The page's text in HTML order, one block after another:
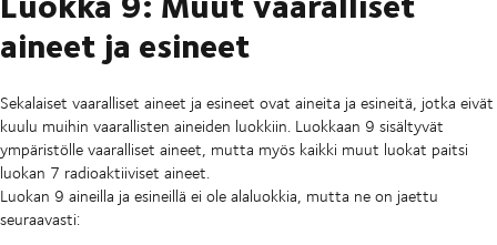
aineet ja esineet
Sekalaiset vaaralliset aineet ja esineet ovat aineita ja esineitä, jotka eivät
kuulu muihin vaarallisten aineiden luokkiin. Luokkaan 9 sisältyvät
ympäristölle vaaralliset aineet, mutta myös kaikki muut luokat paitsi
luokan 7 radioaktiiviset aineet.
Luokan 9 aineilla ja esineillä ei ole alaluokkia, mutta ne on jaettu
seuraavasti: